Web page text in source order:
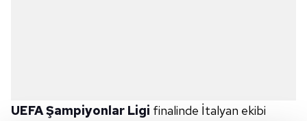
UEFA Şampiyonlar Ligi finalinde İtalyan ekibi